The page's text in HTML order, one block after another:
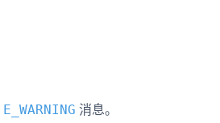
E_WARNING 消息。